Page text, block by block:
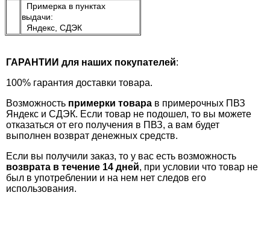
Примерка в пунктах
выдачи:
Яндекс, СДЭК
ГАРАНТИИ для наших покупателей:
100% гарантия доставки товара.
Возможность примерки товара в примерочных ПВЗ
Яндекс и СДЭК. Если товар не подошел, то вы можете
отказаться от его получения в ПВЗ, а вам будет
выполнен возврат денежных средств.
Если вы получили заказ, то у вас есть возможность
возврата в течение 14 дней, при условии что товар не
был в употреблении и на нем нет следов его
использования.